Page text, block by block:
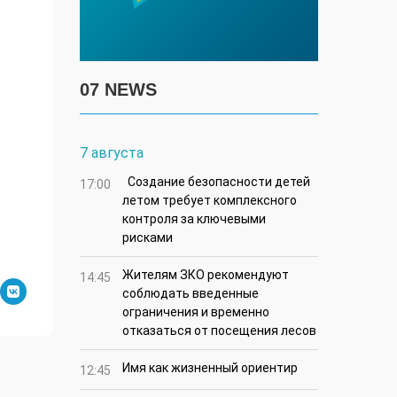
07 NEWS
7 августа
17:00
Создание безопасности детей
летом требует комплексного
контроля за ключевыми
рисками
14:45
Жителям ЗКО рекомендуют
соблюдать введенные
ограничения и временно
отказаться от посещения лесов
12:45 Имя как жизненный ориентир